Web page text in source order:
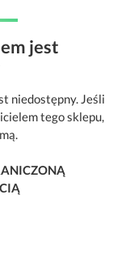
jest
niedostępny. Jeśli
tego sklepu,